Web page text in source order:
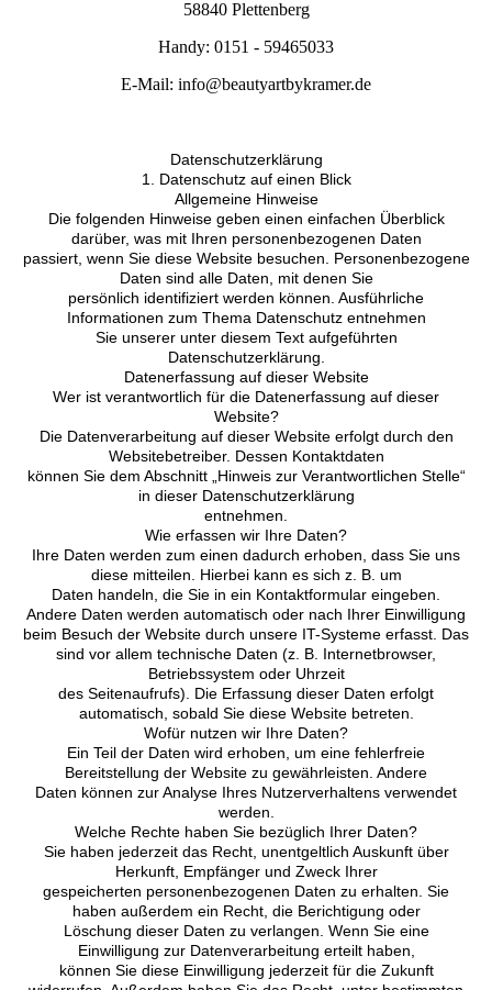
58840 Plettenberg
Handy: 0151 - 59465033
E-Mail: info@beautyartbykramer.de
Datenschutzerklärung
1. Datenschutz auf einen Blick
Allgemeine Hinweise
Die folgenden Hinweise geben einen einfachen Überblick
darüber, was mit Ihren personenbezogenen Daten
passiert, wenn Sie diese Website besuchen. Personenbezogene
Daten sind alle Daten, mit denen Sie
persönlich identifiziert werden können. Ausführliche
Informationen zum Thema Datenschutz entnehmen
Sie unserer unter diesem Text aufgeführten
Datenschutzerklärung.
Datenerfassung auf dieser Website
Wer ist verantwortlich für die Datenerfassung auf dieser
Website?
Die Datenverarbeitung auf dieser Website erfolgt durch den
Websitebetreiber. Dessen Kontaktdaten
können Sie dem Abschnitt „Hinweis zur Verantwortlichen Stelle“
in dieser Datenschutzerklärung
entnehmen.
Wie erfassen wir Ihre Daten?
Ihre Daten werden zum einen dadurch erhoben, dass Sie uns
diese mitteilen. Hierbei kann es sich z. B. um
Daten handeln, die Sie in ein Kontaktformular eingeben.
Andere Daten werden automatisch oder nach Ihrer Einwilligung
beim Besuch der Website durch unsere IT-Systeme erfasst. Das
sind vor allem technische Daten (z. B. Internetbrowser,
Betriebssystem oder Uhrzeit
des Seitenaufrufs). Die Erfassung dieser Daten erfolgt
automatisch, sobald Sie diese Website betreten.
Wofür nutzen wir Ihre Daten?
Ein Teil der Daten wird erhoben, um eine fehlerfreie
Bereitstellung der Website zu gewährleisten. Andere
Daten können zur Analyse Ihres Nutzerverhaltens verwendet
werden.
Welche Rechte haben Sie bezüglich Ihrer Daten?
Sie haben jederzeit das Recht, unentgeltlich Auskunft über
Herkunft, Empfänger und Zweck Ihrer
gespeicherten personenbezogenen Daten zu erhalten. Sie
haben außerdem ein Recht, die Berichtigung oder
Löschung dieser Daten zu verlangen. Wenn Sie eine
Einwilligung zur Datenverarbeitung erteilt haben,
können Sie diese Einwilligung jederzeit für die Zukunft